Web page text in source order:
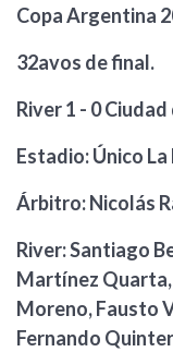
Copa Argentina
32avos de final.
River 1 - 0
Estadio: Único
Árbitro: Nicolás
River: Santiago
Martínez
Moreno, Fausto
Fernando